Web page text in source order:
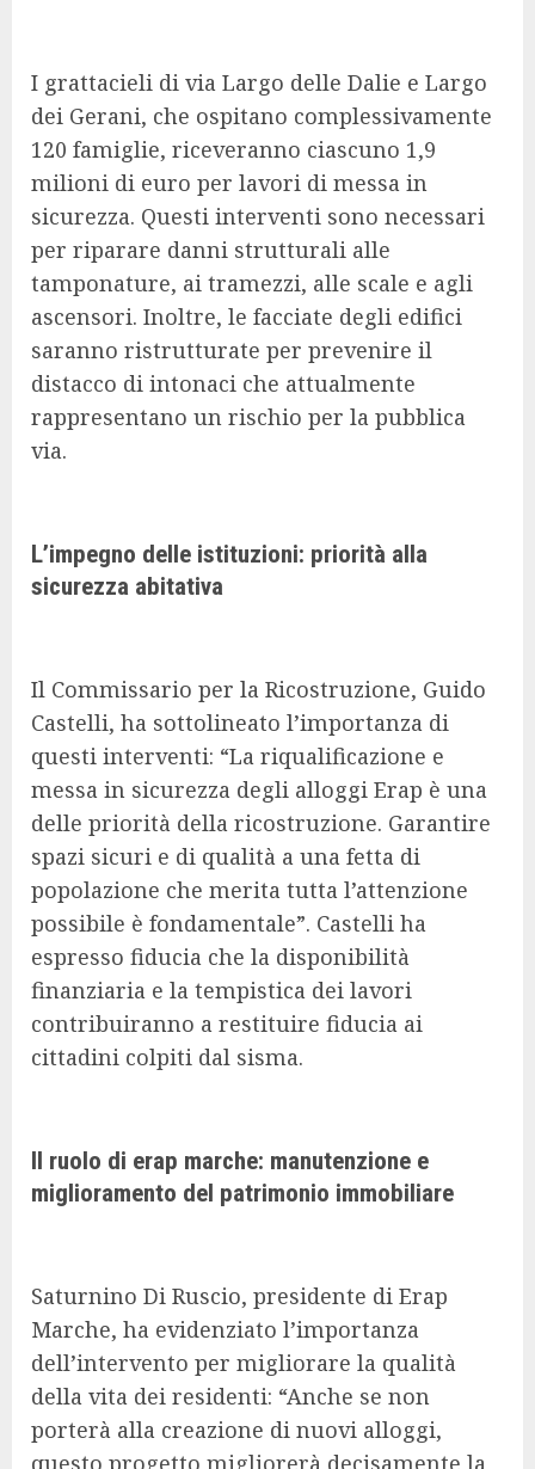
I grattacieli di via Largo delle Dalie e Largo
dei Gerani, che ospitano complessivamente
120 famiglie, riceveranno ciascuno 1,9
milioni di euro per lavori di messa in
sicurezza. Questi interventi sono necessari
per riparare danni strutturali alle
tamponature, ai tramezzi, alle scale e agli
ascensori. Inoltre, le facciate degli edifici
saranno ristrutturate per prevenire il
distacco di intonaci che attualmente
rappresentano un rischio per la pubblica
via.
L’impegno delle istituzioni: priorità alla
sicurezza abitativa
Il Commissario per la Ricostruzione, Guido
Castelli, ha sottolineato l’importanza di
questi interventi: “La riqualificazione e
messa in sicurezza degli alloggi Erap è una
delle priorità della ricostruzione. Garantire
spazi sicuri e di qualità a una fetta di
popolazione che merita tutta l’attenzione
possibile è fondamentale”. Castelli ha
espresso fiducia che la disponibilità
finanziaria e la tempistica dei lavori
contribuiranno a restituire fiducia ai
cittadini colpiti dal sisma.
Il ruolo di erap marche: manutenzione e
miglioramento del patrimonio immobiliare
Saturnino Di Ruscio, presidente di Erap
Marche, ha evidenziato l’importanza
dell’intervento per migliorare la qualità
della vita dei residenti: “Anche se non
porterà alla creazione di nuovi alloggi,
questo progetto migliorerà decisamente la